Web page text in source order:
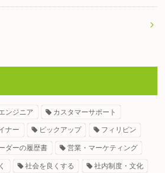
ンジニア カスタマーサポート
ナー ピックアップ フィリピン
ダーの履歴書 営業・マーケティング
社会を良くする 社内制度・文化